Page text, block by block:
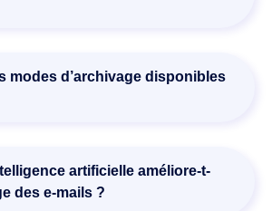
Cette classification facilite les
métier. Les utilisateurs peuvent
e-mails archivés directement depuis
habituels.
modes d’archivage disponibles
basé sur des règles
entièrement automatisé selon les
Chaque organisation peut choisir
artificielle améliore-t-
des e-mails ?